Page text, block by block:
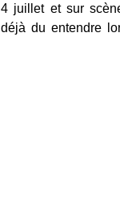
juillet et sur
du entendre